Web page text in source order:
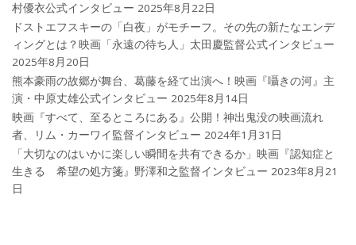
村優衣公式インタビュー 2025年8月22日
ドストエフスキーの「白夜」がモチーフ。その先の新たなエンデ
ィングとは？映画「永遠の待ち人」太田慶監督公式インタビュー
2025年8月20日
熊本豪雨の故郷が舞台、葛藤を経て出演へ！映画『囁きの河』主
演・中原丈雄公式インタビュー 2025年8月14日
映画『すべて、至るところにある』公開！神出鬼没の映画流れ
者、リム・カーワイ監督インタビュー 2024年1月31日
「大切なのはいかに楽しい瞬間を共有できるか」映画『認知症と
生きる 希望の処方箋』野澤和之監督インタビュー 2023年8月21
日